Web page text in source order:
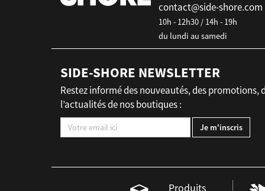
contact@side-shore.com
10h - 12h30 / 14h - 19h
du lundi au samedi
SIDE-SHORE NEWSLETTER
Restez informé des nouveautés, des promotions,
l’actualités de nos boutiques :
Produits